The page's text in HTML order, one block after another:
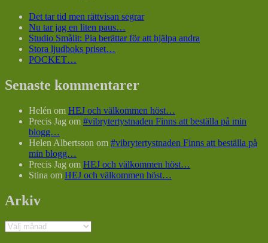
Det tar tid men rättvisan segrar
Nu tar jag en liten paus…
Studio Smålit: Pia berättar för att hjälpa andra
Stora ljudboks priset…
POCKET…
Senaste kommentarer
Helén om HEJ och välkommen höst…
Precis Jag om #vibrytertystnaden Finns att beställa på min
blogg…
Helen Albertsson om #vibrytertystnaden Finns att beställa på
min blogg…
Precis Jag om HEJ och välkommen höst…
Stina om HEJ och välkommen höst…
Arkiv
Arkiv